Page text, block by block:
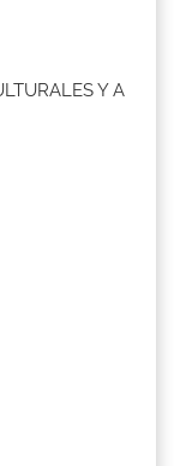
Y A